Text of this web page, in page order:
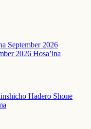
September 2026
2026 Hosa’ina
Hadero Shonē